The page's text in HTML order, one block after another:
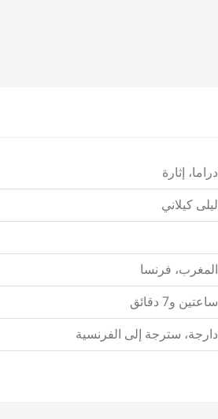
دراما، إثارة
ليلى كيلاني
المغرب، فرنسا
ساعتين و7 دقائق
دارجة، سترجة إلى الفرنسية